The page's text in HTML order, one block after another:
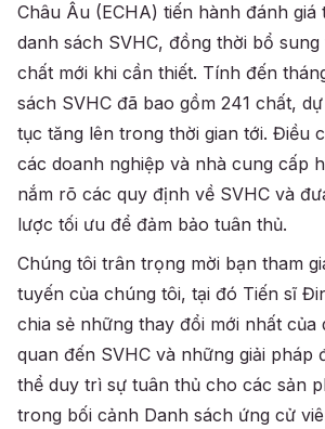
Châu Âu (ECHA) tiến hành đánh
danh sách SVHC, đồng thời bổ
chất mới khi cần thiết. Tính đến
sách SVHC đã bao gồm 241 chất,
tục tăng lên trong thời gian tới. Điều
các doanh nghiệp và nhà cung cấp
nắm rõ các quy định về SVHC và
lược tối ưu để đảm bảo tuân thủ.
Chúng tôi trân trọng mời bạn tham
tuyến của chúng tôi, tại đó Tiến sĩ
chia sẻ những thay đổi mới nhất của
quan đến SVHC và những giải pháp
thể duy trì sự tuân thủ cho các sản
trong bối cảnh Danh sách ứng cử